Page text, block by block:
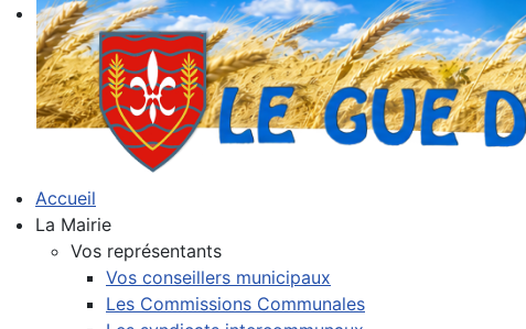
Accueil
La Mairie
Vos représentants
Vos conseillers municipaux
Les Commissions Communales